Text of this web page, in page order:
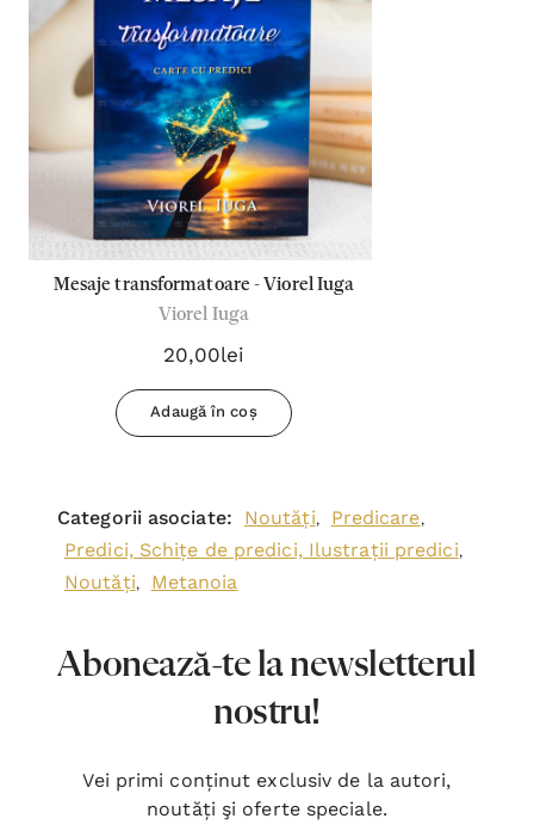
Mesaje transformatoare - Viorel Iuga
Viorel Iuga
20,00lei
Adaugă în coș
Categorii asociate: Noutăți, Predicare,
Predici, Schițe de predici, Ilustrații predici,
Noutăți, Metanoia
Abonează-te la newsletterul
nostru!
Vei primi conținut exclusiv de la autori,
noutăți şi oferte speciale.